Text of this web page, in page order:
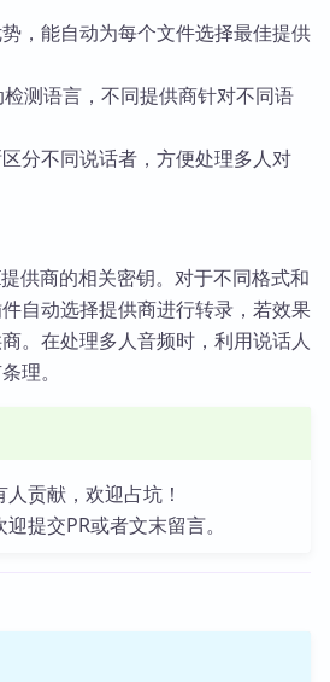
，能自动为每个文件选择最佳提供
测语言，不同提供商针对不同语
分不同说话者，方便处理多人对
供商的相关密钥。对于不同格式和
自动选择提供商进行转录，若效果
。在处理多人音频时，利用说话人
理。
贡献，欢迎占坑！
提交PR或者文末留言。